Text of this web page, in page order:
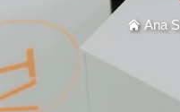
Ana